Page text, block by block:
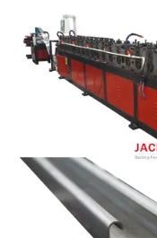
समाचार
मांगें
साइटमैप